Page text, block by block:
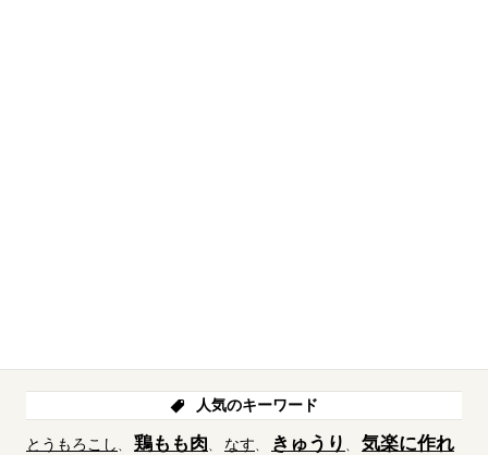
人気のキーワード
とうもろこし 鶏もも肉 なす きゅうり
気楽に作れ